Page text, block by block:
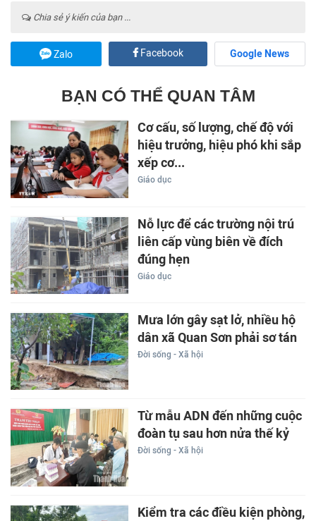
Chia sẻ ý kiến của bạn ...
Zalo Facebook Google News
BẠN CÓ THỂ QUAN TÂM
Cơ cấu, số lượng, chế độ với
hiệu trưởng, hiệu phó khi sắp
xếp cơ...
Giáo dục
Nỗ lực để các trường nội trú
liên cấp vùng biên về đích
đúng hẹn
Giáo dục
Mưa lớn gây sạt lở, nhiều hộ
dân xã Quan Sơn phải sơ tán
Đời sống - Xã hội
Từ mẫu ADN đến những cuộc
đoàn tụ sau hơn nửa thế kỷ
Đời sống - Xã hội
Kiểm tra các điều kiện phòng,